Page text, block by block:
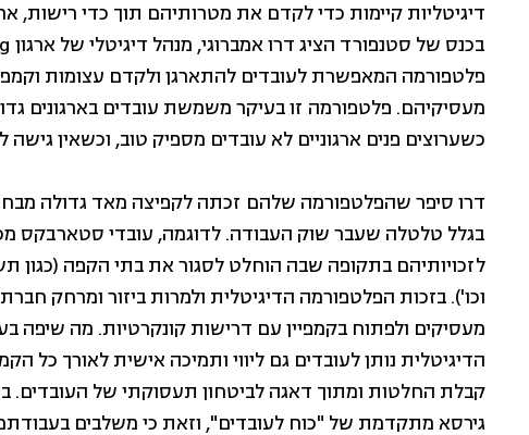
דיגיטליות קיימות כדי לקדם את מטרותיהם תוך כדי רישות,
פלטפורמה המאפשרת לעובדים להתארגן ולקדם עצומות
מעסיקיהם. פלטפורמה זו בעיקר משמשת עובדים בארגונים
כשערוצים פנים ארגוניים לא עובדים מספיק טוב, וכשאין גישה
דרו סיפר שהפלטפורמה שלהם זכתה לקפיצה מאד גדולה
בגלל טלטלה שעבר שוק העבודה. לדוגמה, עובדי סטארבקס
לזכויותיהם בתקופה שבה הוחלט לסגור את בתי הקפה (כגון
וכו'). בזכות הפלטפורמה הדיגיטלית ולמרות ביזור ומרחק
מעסיקים ולפתוח בקמפיין עם דרישות קונקרטיות. מה שיפה
הדיגיטלית נותן לעובדים גם ליווי ותמיכה אישית לאורך כל
קבלת החלטות ומתוך דאגה לביטחון תעסוקתי של העובדים.
גירסא מתקדמת של "כוח לעובדים", וזאת כי משלבים